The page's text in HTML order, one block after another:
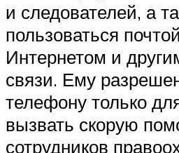
и следователей, а
пользоваться
Интернетом и
связи. Ему
телефону только
вызвать скорую
сотрудников